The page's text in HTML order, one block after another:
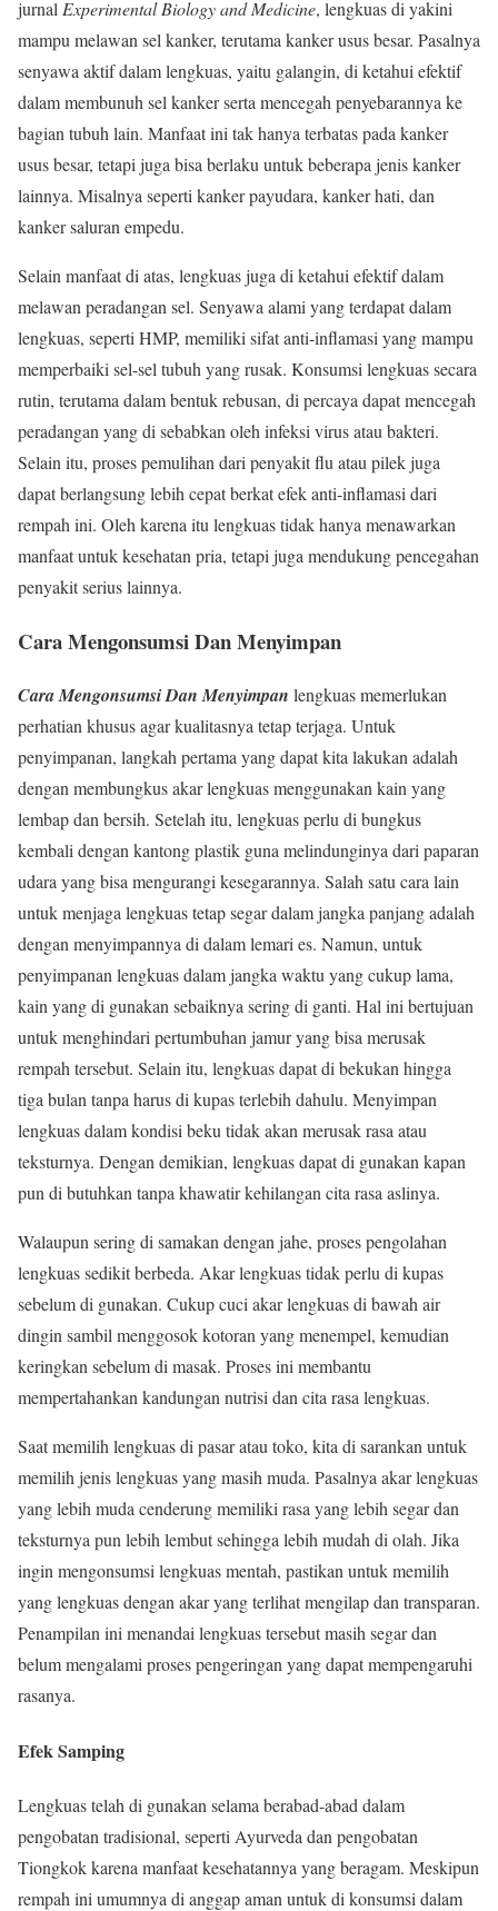
jurnal Experimental Biology and Medicine, lengkuas di yakini
mampu melawan sel kanker, terutama kanker usus besar. Pasalnya
senyawa aktif dalam lengkuas, yaitu galangin, di ketahui efektif
dalam membunuh sel kanker serta mencegah penyebarannya ke
bagian tubuh lain. Manfaat ini tak hanya terbatas pada kanker
usus besar, tetapi juga bisa berlaku untuk beberapa jenis kanker
lainnya. Misalnya seperti kanker payudara, kanker hati, dan
kanker saluran empedu.
Selain manfaat di atas, lengkuas juga di ketahui efektif dalam
melawan peradangan sel. Senyawa alami yang terdapat dalam
lengkuas, seperti HMP, memiliki sifat anti-inflamasi yang mampu
memperbaiki sel-sel tubuh yang rusak. Konsumsi lengkuas secara
rutin, terutama dalam bentuk rebusan, di percaya dapat mencegah
peradangan yang di sebabkan oleh infeksi virus atau bakteri.
Selain itu, proses pemulihan dari penyakit flu atau pilek juga
dapat berlangsung lebih cepat berkat efek anti-inflamasi dari
rempah ini. Oleh karena itu lengkuas tidak hanya menawarkan
manfaat untuk kesehatan pria, tetapi juga mendukung pencegahan
penyakit serius lainnya.
Cara Mengonsumsi Dan Menyimpan
Cara Mengonsumsi Dan Menyimpan lengkuas memerlukan
perhatian khusus agar kualitasnya tetap terjaga. Untuk
penyimpanan, langkah pertama yang dapat kita lakukan adalah
dengan membungkus akar lengkuas menggunakan kain yang
lembap dan bersih. Setelah itu, lengkuas perlu di bungkus
kembali dengan kantong plastik guna melindunginya dari paparan
udara yang bisa mengurangi kesegarannya. Salah satu cara lain
untuk menjaga lengkuas tetap segar dalam jangka panjang adalah
dengan menyimpannya di dalam lemari es. Namun, untuk
penyimpanan lengkuas dalam jangka waktu yang cukup lama,
kain yang di gunakan sebaiknya sering di ganti. Hal ini bertujuan
untuk menghindari pertumbuhan jamur yang bisa merusak
rempah tersebut. Selain itu, lengkuas dapat di bekukan hingga
tiga bulan tanpa harus di kupas terlebih dahulu. Menyimpan
lengkuas dalam kondisi beku tidak akan merusak rasa atau
teksturnya. Dengan demikian, lengkuas dapat di gunakan kapan
pun di butuhkan tanpa khawatir kehilangan cita rasa aslinya.
Walaupun sering di samakan dengan jahe, proses pengolahan
lengkuas sedikit berbeda. Akar lengkuas tidak perlu di kupas
sebelum di gunakan. Cukup cuci akar lengkuas di bawah air
dingin sambil menggosok kotoran yang menempel, kemudian
keringkan sebelum di masak. Proses ini membantu
mempertahankan kandungan nutrisi dan cita rasa lengkuas.
Saat memilih lengkuas di pasar atau toko, kita di sarankan untuk
memilih jenis lengkuas yang masih muda. Pasalnya akar lengkuas
yang lebih muda cenderung memiliki rasa yang lebih segar dan
teksturnya pun lebih lembut sehingga lebih mudah di olah. Jika
ingin mengonsumsi lengkuas mentah, pastikan untuk memilih
yang lengkuas dengan akar yang terlihat mengilap dan transparan.
Penampilan ini menandai lengkuas tersebut masih segar dan
belum mengalami proses pengeringan yang dapat mempengaruhi
rasanya.
Efek Samping
Lengkuas telah di gunakan selama berabad-abad dalam
pengobatan tradisional, seperti Ayurveda dan pengobatan
Tiongkok karena manfaat kesehatannya yang beragam. Meskipun
rempah ini umumnya di anggap aman untuk di konsumsi dalam